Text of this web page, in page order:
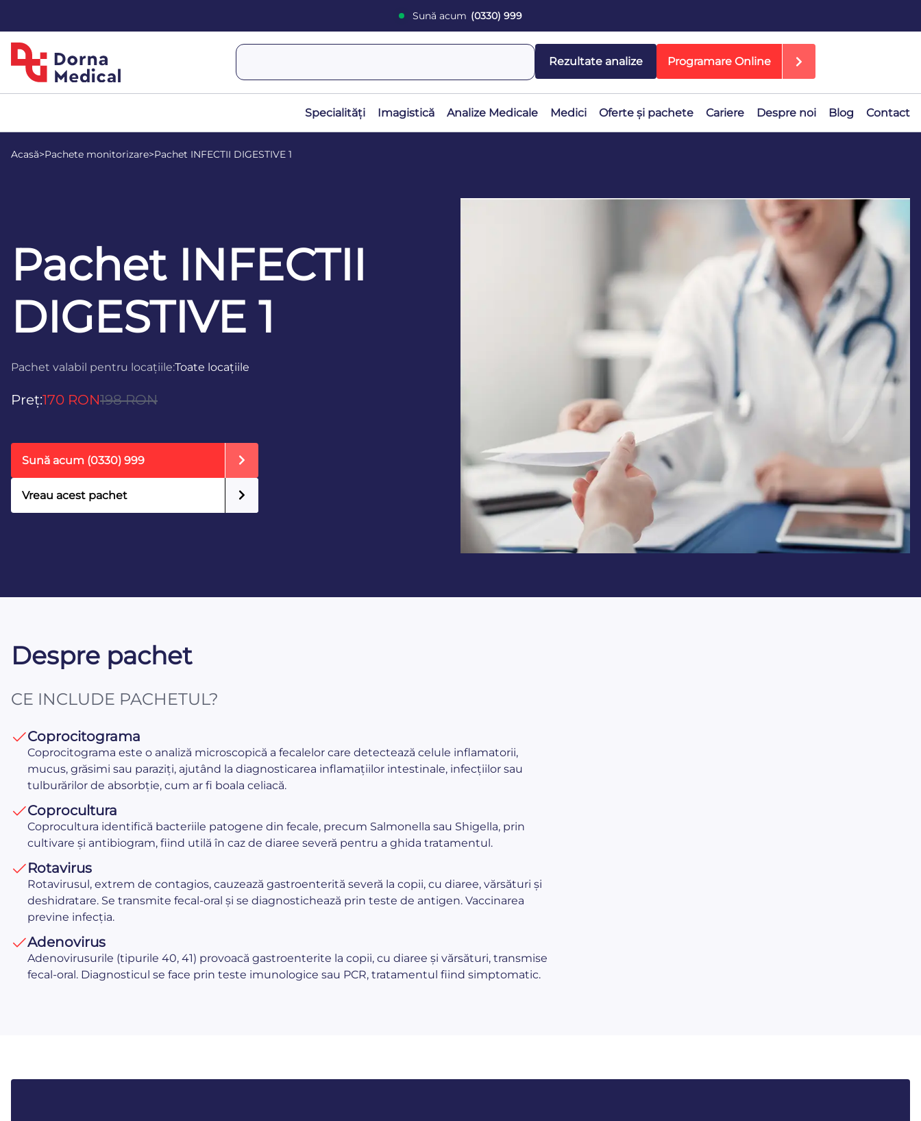
Sună acum (0330) 999
Rezultate analize Programare Online
Specialități Imagistică Analize Medicale Medici Oferte și pachete Cariere Despre noi Blog Contact
Acasă>Pachete monitorizare>Pachet INFECTII DIGESTIVE 1
Pachet INFECTII
DIGESTIVE 1
Pachet valabil pentru locațiile:Toate locațiile
Preț:170 RON198 RON
Sună acum (0330) 999
Vreau acest pachet
Despre pachet
CE INCLUDE PACHETUL?
Coprocitograma
Coprocitograma este o analiză microscopică a fecalelor care detectează celule inflamatorii,
mucus, grăsimi sau paraziți, ajutând la diagnosticarea inflamațiilor intestinale, infecțiilor sau
tulburărilor de absorbție, cum ar fi boala celiacă.
Coprocultura
Coprocultura identifică bacteriile patogene din fecale, precum Salmonella sau Shigella, prin
cultivare și antibiogram, fiind utilă în caz de diaree severă pentru a ghida tratamentul.
Rotavirus
Rotavirusul, extrem de contagios, cauzează gastroenterită severă la copii, cu diaree, vărsături și
deshidratare. Se transmite fecal-oral și se diagnostichează prin teste de antigen. Vaccinarea
previne infecția.
Adenovirus
Adenovirusurile (tipurile 40, 41) provoacă gastroenterite la copii, cu diaree și vărsături, transmise
fecal-oral. Diagnosticul se face prin teste imunologice sau PCR, tratamentul fiind simptomatic.